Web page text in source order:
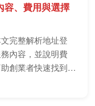
容、費用與選擇
完整解析地址登
內容，並說明費
創業者快速找到適